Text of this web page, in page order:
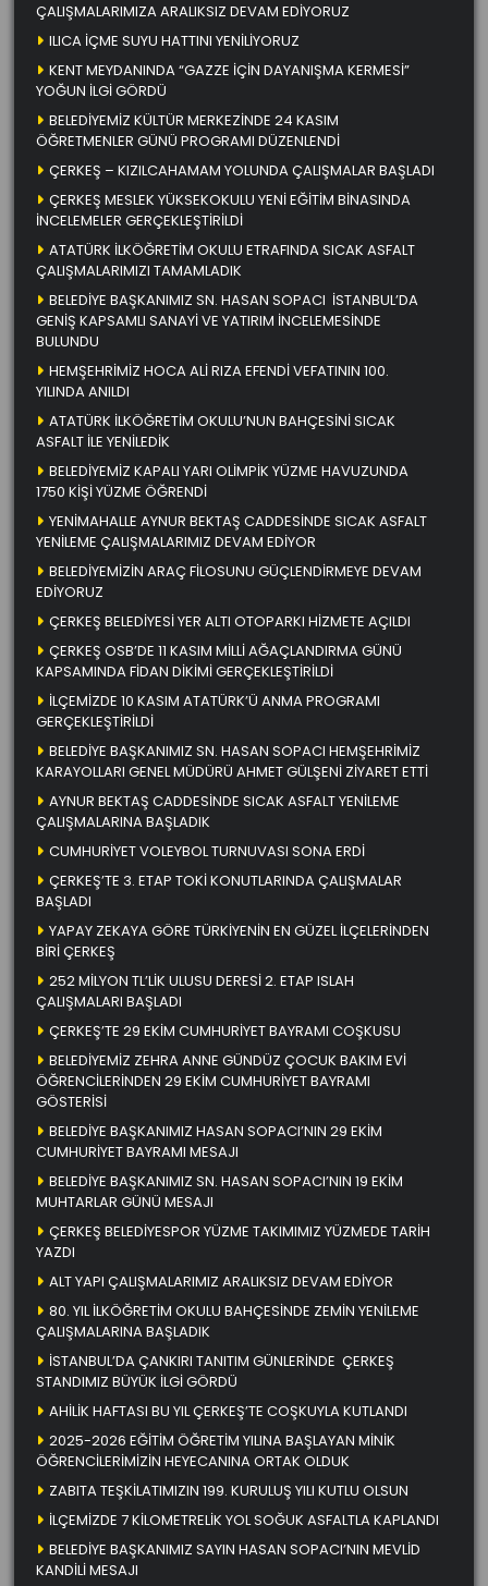
ÇALIŞMALARIMIZA ARALIKSIZ DEVAM EDİYORUZ
ILICA İÇME SUYU HATTINI YENİLİYORUZ
KENT MEYDANINDA “GAZZE İÇİN DAYANIŞMA KERMESİ”
YOĞUN İLGİ GÖRDÜ
BELEDİYEMİZ KÜLTÜR MERKEZİNDE 24 KASIM
ÖĞRETMENLER GÜNÜ PROGRAMI DÜZENLENDİ
ÇERKEŞ – KIZILCAHAMAM YOLUNDA ÇALIŞMALAR BAŞLADI
ÇERKEŞ MESLEK YÜKSEKOKULU YENİ EĞİTİM BİNASINDA
İNCELEMELER GERÇEKLEŞTİRİLDİ
ATATÜRK İLKÖĞRETİM OKULU ETRAFINDA SICAK ASFALT
ÇALIŞMALARIMIZI TAMAMLADIK
BELEDİYE BAŞKANIMIZ SN. HASAN SOPACI İSTANBUL’DA
GENİŞ KAPSAMLI SANAYİ VE YATIRIM İNCELEMESİNDE
BULUNDU
HEMŞEHRİMİZ HOCA ALİ RIZA EFENDİ VEFATININ 100.
YILINDA ANILDI
ATATÜRK İLKÖĞRETİM OKULU’NUN BAHÇESİNİ SICAK
ASFALT İLE YENİLEDİK
BELEDİYEMİZ KAPALI YARI OLİMPİK YÜZME HAVUZUNDA
1750 KİŞİ YÜZME ÖĞRENDİ
YENİMAHALLE AYNUR BEKTAŞ CADDESİNDE SICAK ASFALT
YENİLEME ÇALIŞMALARIMIZ DEVAM EDİYOR
BELEDİYEMİZİN ARAÇ FİLOSUNU GÜÇLENDİRMEYE DEVAM
EDİYORUZ
ÇERKEŞ BELEDİYESİ YER ALTI OTOPARKI HİZMETE AÇILDI
ÇERKEŞ OSB’DE 11 KASIM MİLLİ AĞAÇLANDIRMA GÜNÜ
KAPSAMINDA FİDAN DİKİMİ GERÇEKLEŞTİRİLDİ
İLÇEMİZDE 10 KASIM ATATÜRK’Ü ANMA PROGRAMI
GERÇEKLEŞTİRİLDİ
BELEDİYE BAŞKANIMIZ SN. HASAN SOPACI HEMŞEHRİMİZ
KARAYOLLARI GENEL MÜDÜRÜ AHMET GÜLŞENİ ZİYARET ETTİ
AYNUR BEKTAŞ CADDESİNDE SICAK ASFALT YENİLEME
ÇALIŞMALARINA BAŞLADIK
CUMHURİYET VOLEYBOL TURNUVASI SONA ERDİ
ÇERKEŞ’TE 3. ETAP TOKİ KONUTLARINDA ÇALIŞMALAR
BAŞLADI
YAPAY ZEKAYA GÖRE TÜRKİYENİN EN GÜZEL İLÇELERİNDEN
BİRİ ÇERKEŞ
252 MİLYON TL’LİK ULUSU DERESİ 2. ETAP ISLAH
ÇALIŞMALARI BAŞLADI
ÇERKEŞ’TE 29 EKİM CUMHURİYET BAYRAMI COŞKUSU
BELEDİYEMİZ ZEHRA ANNE GÜNDÜZ ÇOCUK BAKIM EVİ
ÖĞRENCİLERİNDEN 29 EKİM CUMHURİYET BAYRAMI
GÖSTERİSİ
BELEDİYE BAŞKANIMIZ HASAN SOPACI’NIN 29 EKİM
CUMHURİYET BAYRAMI MESAJI
BELEDİYE BAŞKANIMIZ SN. HASAN SOPACI’NIN 19 EKİM
MUHTARLAR GÜNÜ MESAJI
ÇERKEŞ BELEDİYESPOR YÜZME TAKIMIMIZ YÜZMEDE TARİH
YAZDI
ALT YAPI ÇALIŞMALARIMIZ ARALIKSIZ DEVAM EDİYOR
80. YIL İLKÖĞRETİM OKULU BAHÇESİNDE ZEMİN YENİLEME
ÇALIŞMALARINA BAŞLADIK
İSTANBUL’DA ÇANKIRI TANITIM GÜNLERİNDE ÇERKEŞ
STANDIMIZ BÜYÜK İLGİ GÖRDÜ
AHİLİK HAFTASI BU YIL ÇERKEŞ’TE COŞKUYLA KUTLANDI
2025-2026 EĞİTİM ÖĞRETİM YILINA BAŞLAYAN MİNİK
ÖĞRENCİLERİMİZİN HEYECANINA ORTAK OLDUK
ZABITA TEŞKİLATIMIZIN 199. KURULUŞ YILI KUTLU OLSUN
İLÇEMİZDE 7 KİLOMETRELİK YOL SOĞUK ASFALTLA KAPLANDI
BELEDİYE BAŞKANIMIZ SAYIN HASAN SOPACI’NIN MEVLİD
KANDİLİ MESAJI